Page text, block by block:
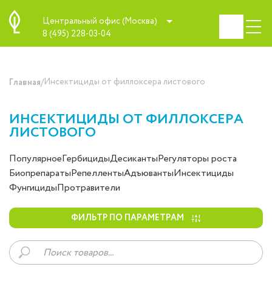
Центральный офис (Москва)
8 (495) 228-03-04
Главная/Инсектициды от филлоксера листового
ИНСЕКТИЦИДЫ ОТ ФИЛЛОКСЕРА
ЛИСТОВОГО
ПопулярноеГербицидыДесикантыРегуляторы роста
БиопрепаратыРепеллентыАдъювантыИнсектициды
ФунгицидыПротравители
ФИЛЬТР ПО ПАРАМЕТРАМ
Поиск
товаров